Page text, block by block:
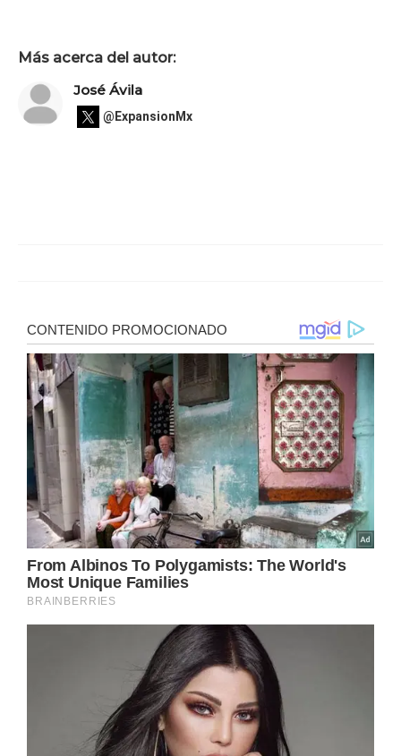
Más acerca del autor:
José Ávila
@ExpansionMx